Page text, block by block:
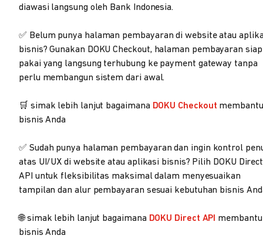
diawasi langsung oleh Bank Indonesia.
✅ Belum punya halaman pembayaran di website atau
bisnis? Gunakan DOKU Checkout, halaman pembayaran siap
pakai yang langsung terhubung ke payment gateway tanpa
perlu membangun sistem dari awal.
🛒 simak lebih lanjut bagaimana DOKU Checkout membantu
bisnis Anda
✅ Sudah punya halaman pembayaran dan ingin kontrol
atas UI/UX di website atau aplikasi bisnis? Pilih DOKU Direct
API untuk fleksibilitas maksimal dalam menyesuaikan
tampilan dan alur pembayaran sesuai kebutuhan bisnis
🌐 simak lebih lanjut bagaimana DOKU Direct API membantu
bisnis Anda